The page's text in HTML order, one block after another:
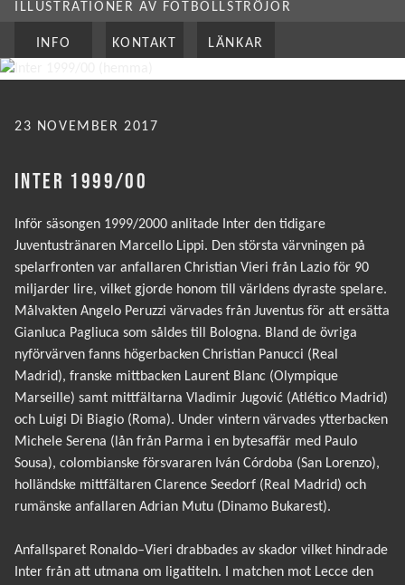
ILLUSTRATIONER AV FOTBOLLSTRÖJOR
INFO KONTAKT LÄNKAR
PUBLICERAT
23 NOVEMBER 2017
INTER 1999/00
Inför säsongen 1999/2000 anlitade Inter den tidigare
Juventustränaren Marcello Lippi. Den största värvningen på
spelarfronten var anfallaren Christian Vieri från Lazio för 90
miljarder lire, vilket gjorde honom till världens dyraste spelare.
Målvakten Angelo Peruzzi värvades från Juventus för att ersätta
Gianluca Pagliuca som såldes till Bologna. Bland de övriga
nyförvärven fanns högerbacken Christian Panucci (Real
Madrid), franske mittbacken Laurent Blanc (Olympique
Marseille) samt mittfältarna Vladimir Jugović (Atlético Madrid)
och Luigi Di Biagio (Roma). Under vintern värvades ytterbacken
Michele Serena (lån från Parma i en bytesaffär med Paulo
Sousa), colombianske försvararen Iván Córdoba (San Lorenzo),
holländske mittfältaren Clarence Seedorf (Real Madrid) och
rumänske anfallaren Adrian Mutu (Dinamo Bukarest).
Anfallsparet Ronaldo–Vieri drabbades av skador vilket hindrade
Inter från att utmana om ligatiteln. I matchen mot Lecce den